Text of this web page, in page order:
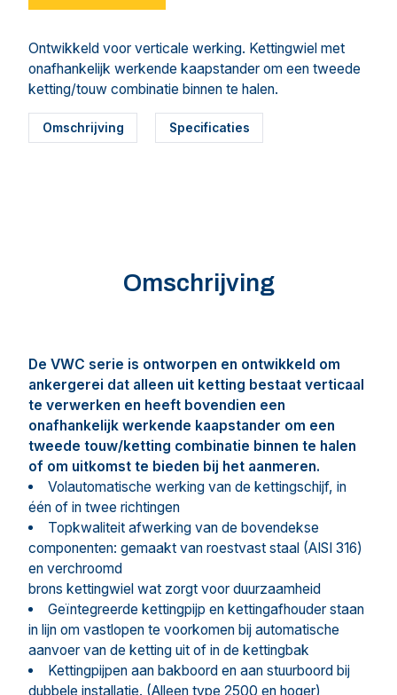
Ontwikkeld voor verticale werking. Kettingwiel met
onafhankelijk werkende kaapstander om een tweede
ketting/touw combinatie binnen te halen.
Omschrijving Specificaties
Omschrijving
De VWC serie is ontworpen en ontwikkeld om
ankergerei dat alleen uit ketting bestaat verticaal
te verwerken en heeft bovendien een
onafhankelijk werkende kaapstander om een
tweede touw/ketting combinatie binnen te halen
of om uitkomst te bieden bij het aanmeren.
Volautomatische werking van de kettingschijf, in
één of in twee richtingen
Topkwaliteit afwerking van de bovendekse
componenten: gemaakt van roestvast staal (AISI 316)
en verchroomd
brons kettingwiel wat zorgt voor duurzaamheid
Geïntegreerde kettingpijp en kettingafhouder staan
in lijn om vastlopen te voorkomen bij automatische
aanvoer van de ketting uit of in de kettingbak
Kettingpijpen aan bakboord en aan stuurboord bij
dubbele installatie. (Alleen type 2500 en hoger)